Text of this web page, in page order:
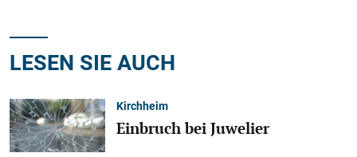
LESEN SIE AUCH
Kirchheim
Einbruch bei Juwelier